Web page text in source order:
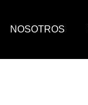
NOSOTROS